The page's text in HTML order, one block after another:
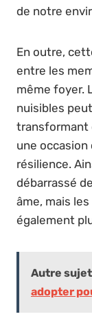
de notre
En outre,
entre les
même foyer.
nuisibles
transformant
une
résilience.
débarrassé
âme, mais
également
Autre
adopter